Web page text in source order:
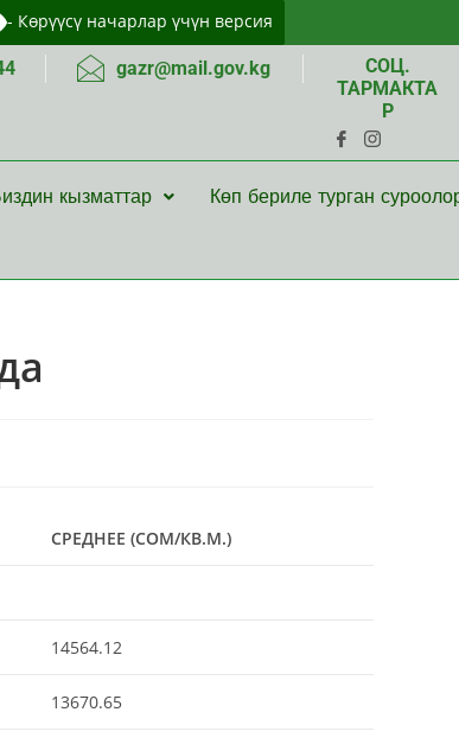
- Көрүүсү начарлар үчүн версия
gazr@mail.gov.kg
СОЦ.
ТАРМАКТА
Р
кызматтар Көп бериле турган
СРЕДНЕЕ (СОМ/КВ.М.)
14564.12
13670.65